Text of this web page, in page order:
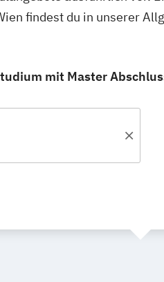
findest du in unserer
mit Master